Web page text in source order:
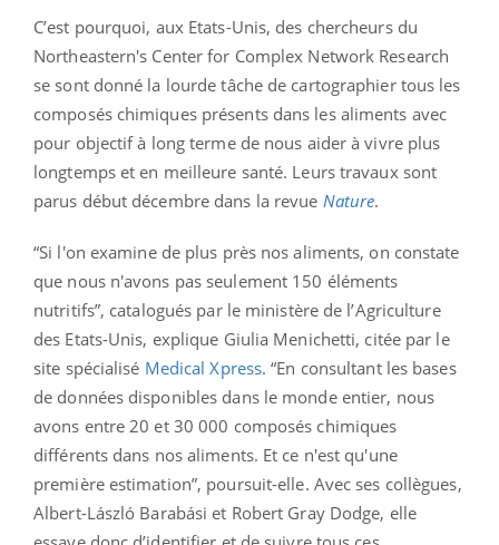
C’est pourquoi, aux Etats-Unis, des chercheurs du
Northeastern's Center for Complex Network Research
se sont donné la lourde tâche de cartographier tous les
composés chimiques présents dans les aliments avec
pour objectif à long terme de nous aider à vivre plus
longtemps et en meilleure santé. Leurs travaux sont
parus début décembre dans la revue Nature.
“Si l'on examine de plus près nos aliments, on constate
que nous n'avons pas seulement 150 éléments
nutritifs”, catalogués par le ministère de l’Agriculture
des Etats-Unis, explique Giulia Menichetti, citée par le
site spécialisé Medical Xpress. “En consultant les bases
de données disponibles dans le monde entier, nous
avons entre 20 et 30 000 composés chimiques
différents dans nos aliments. Et ce n'est qu'une
première estimation”, poursuit-elle. Avec ses collègues,
Albert-László Barabási et Robert Gray Dodge, elle